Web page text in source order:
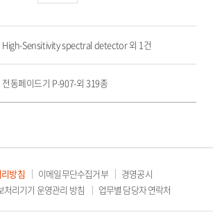
High-Sensitivity spectral detector 외 1건
전동페이드기 P-907-외 319종
방침 이메일무단수집거부
경영공시
처리기기 운영관리 방침 업무별 담당자 연락처